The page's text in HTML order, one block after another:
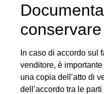
conservare
In caso di accordo sul
venditore, è
una copia dell’atto di
dell’accordo tra le